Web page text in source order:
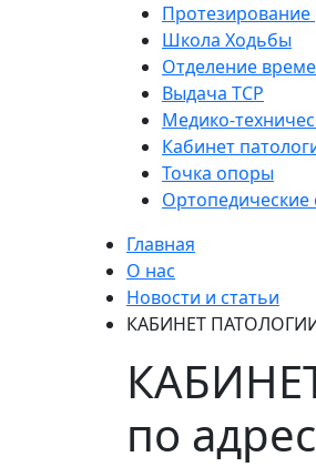
Протезирование
Школа Ходьбы
Отделение
Выдача ТСР
Медико-
Кабинет
Точка опоры
Ортопедические
Главная
О нас
Новости и статьи
КАБИНЕТ ПАТОЛОГИИ
по